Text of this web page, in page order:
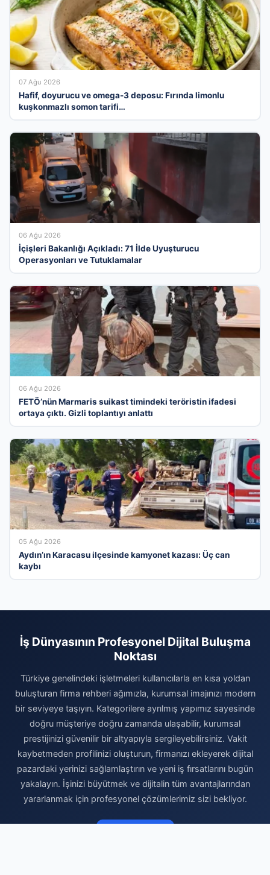
07 Ağu 2026
Hafif, doyurucu ve omega-3 deposu: Fırında limonlu
kuşkonmazlı somon tarifi…
06 Ağu 2026
İçişleri Bakanlığı Açıkladı: 71 İlde Uyuşturucu
Operasyonları ve Tutuklamalar
06 Ağu 2026
FETÖ’nün Marmaris suikast timindeki teröristin ifadesi
ortaya çıktı. Gizli toplantıyı anlattı
05 Ağu 2026
Aydın’ın Karacasu ilçesinde kamyonet kazası: Üç can
kaybı
İş Dünyasının Profesyonel Dijital Buluşma
Noktası
Türkiye genelindeki işletmeleri kullanıcılarla en kısa yoldan
buluşturan firma rehberi ağımızla, kurumsal imajınızı modern
bir seviyeye taşıyın. Kategorilere ayrılmış yapımız sayesinde
doğru müşteriye doğru zamanda ulaşabilir, kurumsal
prestijinizi güvenilir bir altyapıyla sergileyebilirsiniz. Vakit
kaybetmeden profilinizi oluşturun, firmanızı ekleyerek dijital
pazardaki yerinizi sağlamlaştırın ve yeni iş fırsatlarını bugün
yakalayın. İşinizi büyütmek ve dijitalin tüm avantajlarından
yararlanmak için profesyonel çözümlerimiz sizi bekliyor.